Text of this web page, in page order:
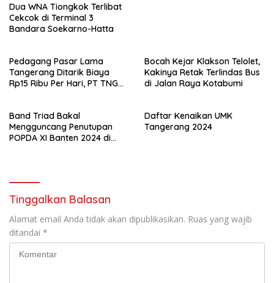
Dua WNA Tiongkok Terlibat
Cekcok di Terminal 3
Bandara Soekarno-Hatta
Pedagang Pasar Lama
Tangerang Ditarik Biaya
Rp15 Ribu Per Hari, PT TNG
Bocah Kejar Klakson Telolet,
Kakinya Retak Terlindas Bus
di Jalan Raya Kotabumi
Band Triad Bakal
Mengguncang Penutupan
POPDA XI Banten 2024 di
Daftar Kenaikan UMK
Tangerang 2024
Tinggalkan Balasan
Alamat email Anda tidak akan dipublikasikan. Ruas yang wajib
ditandai *